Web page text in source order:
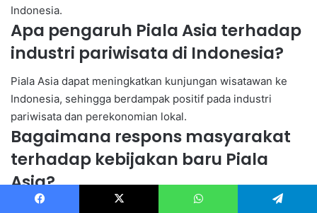
Indonesia.
Apa pengaruh Piala Asia terhadap
industri pariwisata di Indonesia?
Piala Asia dapat meningkatkan kunjungan wisatawan ke
Indonesia, sehingga berdampak positif pada industri
pariwisata dan perekonomian lokal.
Bagaimana respons masyarakat
terhadap kebijakan baru Piala
Asia?